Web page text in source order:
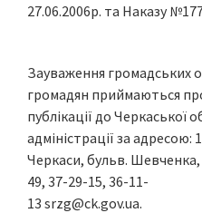
27.06.2006р. та Наказу
Зауваження громадських
громадян приймаються
публікації до Черкаської
адміністрації за адресою:
Черкаси, бульв. Шевченка,
49, 37-29-15, 36-11-
13 srzg@ck.gov.ua.